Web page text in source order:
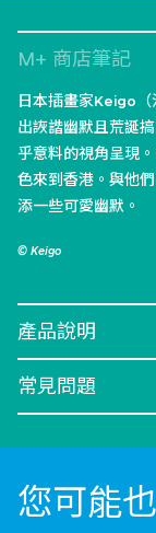
M+ 商店筆記
日本插畫家Keigo
出詼諧幽默且荒誕
乎意料的視角呈現
色來到香港。與他
添一些可愛幽默。
© Keigo
產品說明
常見問題
您可能